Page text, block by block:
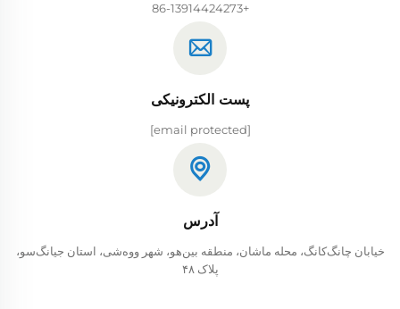
+86-13914424273
پست الکترونیکی
[email protected]
آدرس
خیابان چانگ‌کانگ، محله ما‌شان، منطقه بین‌هو، شهر ووه‌شی، استان جیانگ‌سو،
پلاک ۴۸